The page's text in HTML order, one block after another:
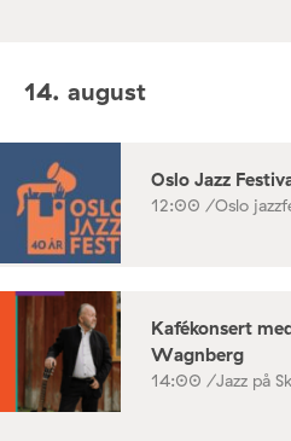
14. august
Oslo Jazz
12:00 /Oslo
Kafékonsert
Wagnberg
14:00 /Jazz på